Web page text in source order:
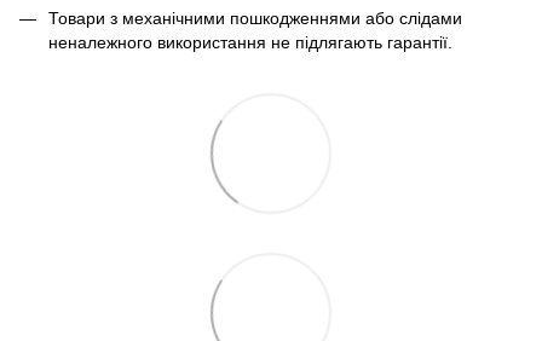
Товари з механічними пошкодженнями або слідами
неналежного використання не підлягають гарантії.